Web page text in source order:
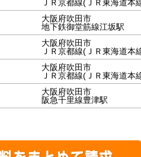
ＪＲ京都線(ＪＲ東海道本
大阪府吹田市
地下鉄御堂筋線江坂駅
大阪府吹田市
ＪＲ京都線(ＪＲ東海道本
大阪府吹田市
ＪＲ京都線(ＪＲ東海道本
大阪府吹田市
阪急千里線豊津駅